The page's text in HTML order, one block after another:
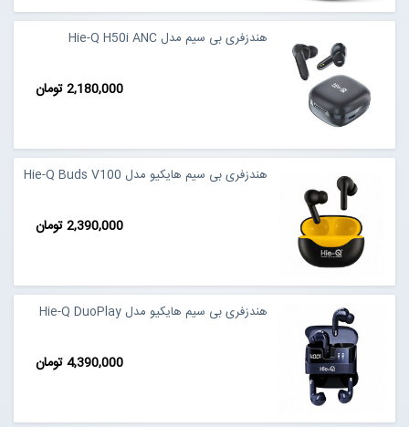
هندزفری بی سیم مدل Hie-Q H50i ANC
2,180,000 تومان
هندزفری بی سیم هایکیو مدل Hie-Q Buds V100
2,390,000 تومان
هندزفری بی سیم هایکیو مدل Hie-Q DuoPlay
4,390,000 تومان